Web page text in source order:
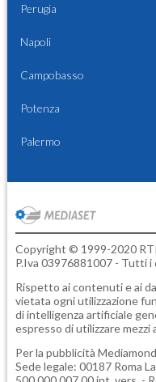
Perugia
Napoli
Campobasso
Potenza
Palermo
Copyright © 1999-2020
P.Iva 03976881007 - Tutti
Rispetto ai contenuti e ai
vietata ogni utilizzazione
di intelligenza artificiale
espresso di utilizzare
Per la pubblicità
Sede legale: 00187 Roma